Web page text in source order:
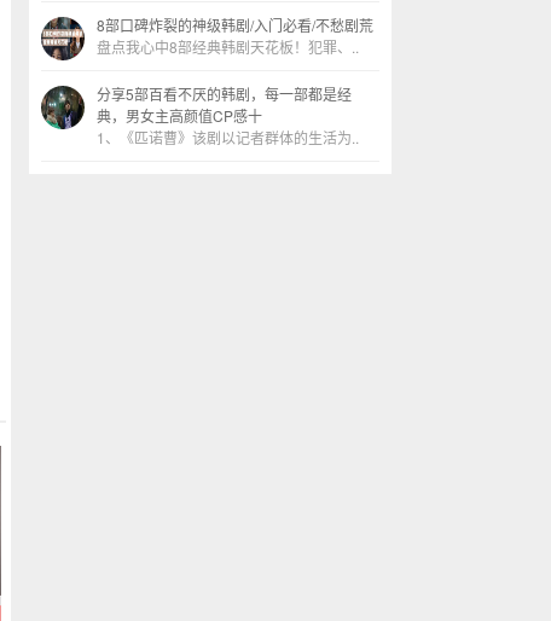
8部口碑炸裂的神级韩剧/入门必看/不愁剧荒
盘点我心中8部经典韩剧天花板！犯罪、..
分享5部百看不厌的韩剧，每一部都是经
典，男女主高颜值CP感十
1、《匹诺曹》该剧以记者群体的生活为..